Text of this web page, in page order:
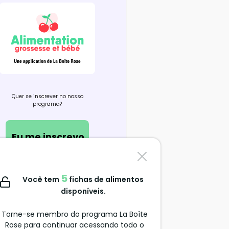
Quer se inscrever no nosso
programa?
Eu me inscrevo
Contate-nos
support@alimentation-
Você tem 5 fichas de alimentos
disponíveis.
Torne-se membro do programa La Boîte
Rose para continuar acessando todo o